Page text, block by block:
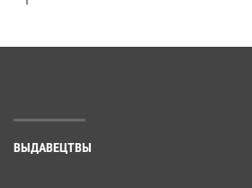
ВЫДАВЕЦТВЫ